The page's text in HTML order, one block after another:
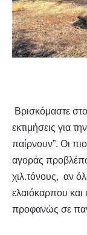
Βρισκόμαστε
εκτιμήσεις για
παίρνουν”. Οι
αγοράς
χιλ.τόνους, αν
ελαιόκαρπου και
προφανώς σε